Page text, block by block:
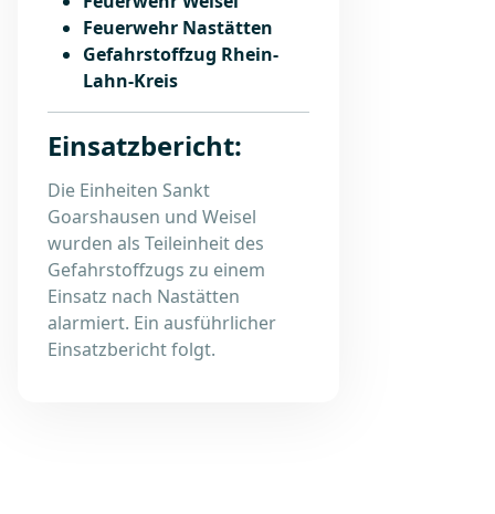
Feuerwehr Nastätten
Gefahrstoffzug Rhein-
Lahn-Kreis
Einsatzbericht:
Die Einheiten Sankt
Goarshausen und Weisel
wurden als Teileinheit des
Gefahrstoffzugs zu einem
Einsatz nach Nastätten
alarmiert. Ein ausführlicher
Einsatzbericht folgt.